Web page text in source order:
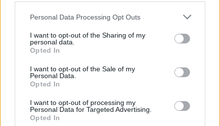
Please note that this website/app uses one or more Google
not limited to your visit or usage behaviour. You may click to
grant or deny consent to Google and its third-party tags to
use your data for below specified purposes in below Google
consent section.
Personal Data Processing Opt Outs
I want to opt-out of the Sharing of my
personal data.
Opted In
I want to opt-out of the Sale of my
Personal Data.
Opted In
I want to opt-out of processing my
Personal Data for Targeted Advertising.
Opted In
életébe, és igazinak tűnő dinoszauruszok közt sétálhatnak,
továbbá a mecseki feketekőszén keletkezését,
bányászatát is bemutatja a tárlat.
A beruházás várhatóan egy évet vesz igénybe.